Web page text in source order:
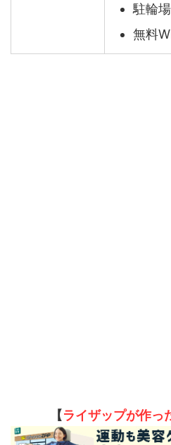
駐輪
無料
【ライザップが作っ